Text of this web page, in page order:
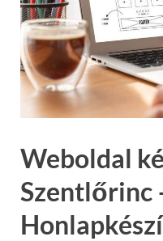
Weboldal
Szentlőrinc